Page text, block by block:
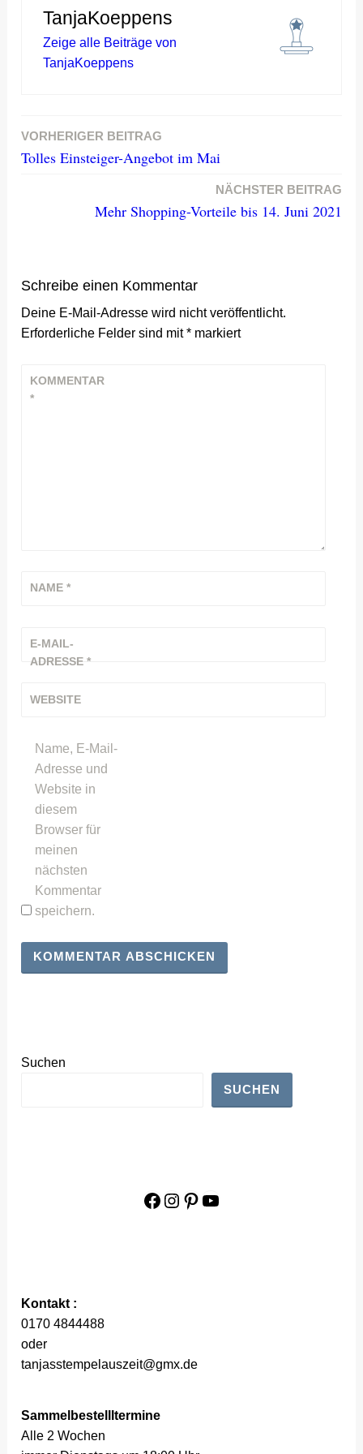
TanjaKoeppens
Zeige alle Beiträge von
TanjaKoeppens
Beitragsnavigation
VORHERIGER BEITRAG
Tolles Einsteiger-Angebot im Mai
NÄCHSTER BEITRAG
Mehr Shopping-Vorteile bis 14. Juni 2021
Schreibe einen Kommentar
Deine E-Mail-Adresse wird nicht veröffentlicht.
Erforderliche Felder sind mit* markiert
KOMMENTAR
*
NAME*
E-MAIL-
ADRESSE*
WEBSITE
Name, E-Mail-
Adresse und
Website in
diesem
Browser für
meinen
nächsten
Kommentar
speichern.
Suchen
SUCHEN
Facebook
Instagram
Pinterest
YouTube
Kontakt :
0170 4844488
oder
tanjasstempelauszeit@gmx.de
Sammelbestellltermine
Alle 2 Wochen